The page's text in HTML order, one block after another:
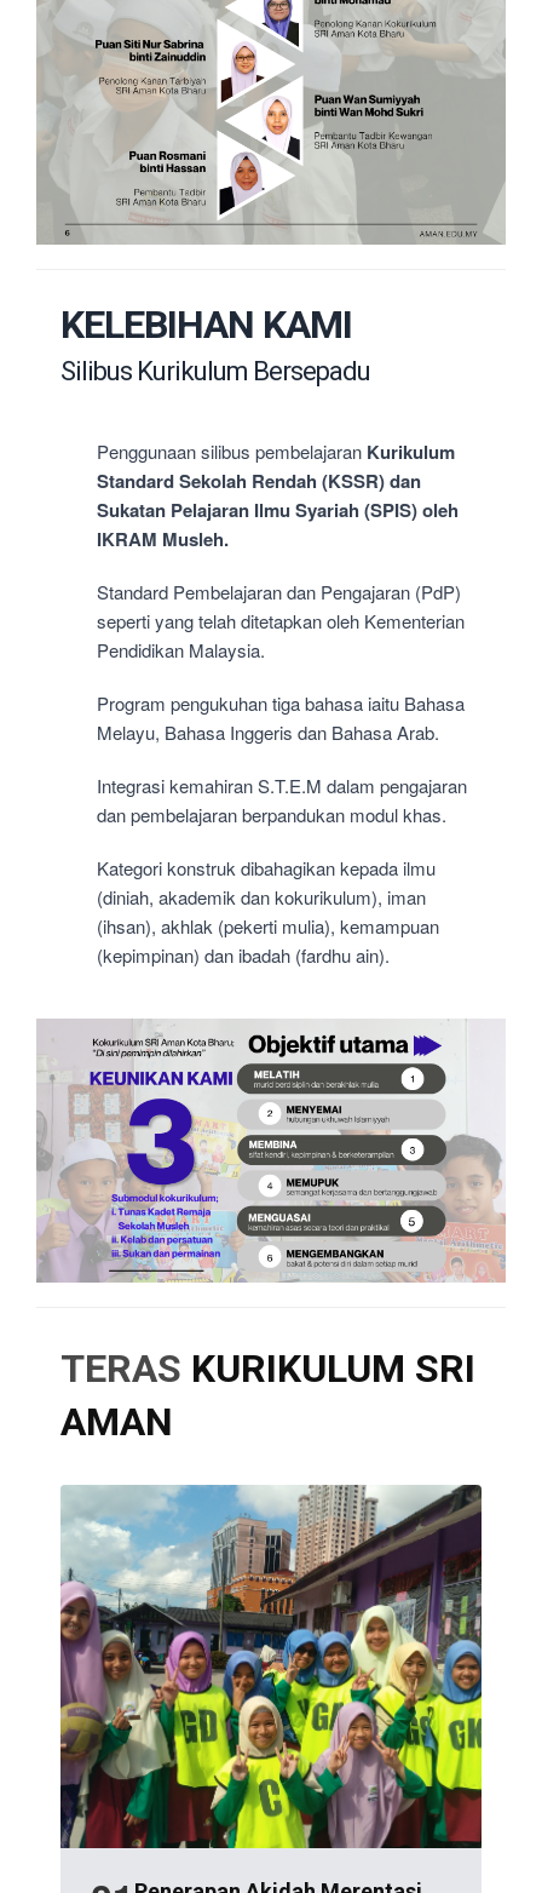
KELEBIHAN KAMI
Silibus Kurikulum Bersepadu
Penggunaan silibus pembelajaran Kurikulum
Standard Sekolah Rendah (KSSR) dan
Sukatan Pelajaran Ilmu Syariah (SPIS) oleh
IKRAM Musleh.
Standard Pembelajaran dan Pengajaran (PdP)
seperti yang telah ditetapkan oleh Kementerian
Pendidikan Malaysia.
Program pengukuhan tiga bahasa iaitu Bahasa
Melayu, Bahasa Inggeris dan Bahasa Arab.
Integrasi kemahiran S.T.E.M dalam pengajaran
dan pembelajaran berpandukan modul khas.
Kategori konstruk dibahagikan kepada ilmu
(diniah, akademik dan kokurikulum), iman
(ihsan), akhlak (pekerti mulia), kemampuan
(kepimpinan) dan ibadah (fardhu ain).
TERAS KURIKULUM SRI
AMAN